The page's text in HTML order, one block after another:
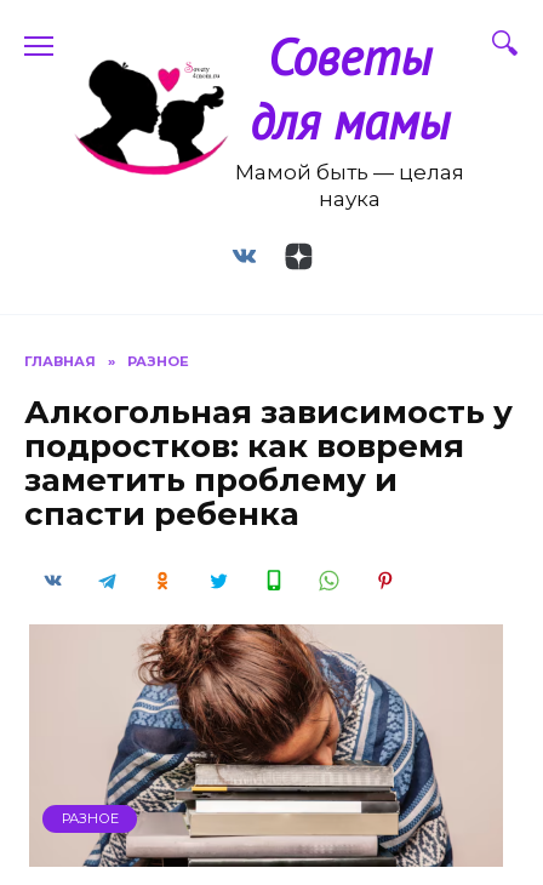
содержанию
Советы
для мамы
Мамой быть — целая
наука
ГЛАВНАЯ » РАЗНОЕ
Алкогольная зависимость у
подростков: как вовремя
заметить проблему и
спасти ребенка
РАЗНОЕ